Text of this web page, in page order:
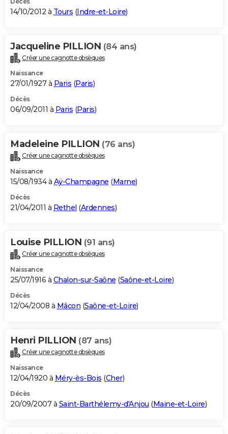
14/10/2012 à Tours (Indre-et-Loire)
Jacqueline PILLION (84 ans)
Créer une cagnotte obsèques
Naissance
27/01/1927 à Paris (Paris)
Décès
06/09/2011 à Paris (Paris)
Madeleine PILLION (76 ans)
Créer une cagnotte obsèques
Naissance
15/08/1934 à Aÿ-Champagne (Marne)
Décès
21/04/2011 à Rethel (Ardennes)
Louise PILLION (91 ans)
Créer une cagnotte obsèques
Naissance
25/07/1916 à Chalon-sur-Saône (Saône-et-Loire)
Décès
12/04/2008 à Mâcon (Saône-et-Loire)
Henri PILLION (87 ans)
Créer une cagnotte obsèques
Naissance
12/04/1920 à Méry-ès-Bois (Cher)
Décès
20/09/2007 à Saint-Barthélemy-d'Anjou (Maine-et-Loire)